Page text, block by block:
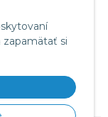
zapamätať si